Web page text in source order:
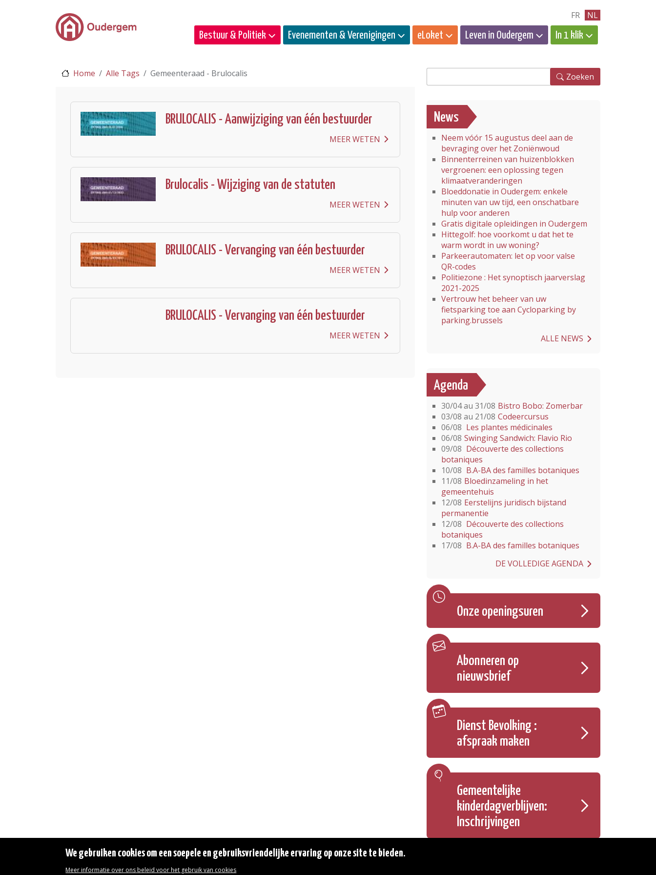
Ga naar de hoofdinhoud FR NL
Bestuur & Politiek Evenementen & Verenigingen eLoket Leven in Oudergem In 1 klik
Home Alle Tags Gemeenteraad - Brulocalis
BRULOCALIS - Aanwijziging van één bestuurder
MEER WETEN
Brulocalis - Wijziging van de statuten
MEER WETEN
BRULOCALIS - Vervanging van één bestuurder
MEER WETEN
BRULOCALIS - Vervanging van één bestuurder
MEER WETEN
Zoeken
News
Neem vóór 15 augustus deel aan de
bevraging over het Zoniënwoud
Binnenterreinen van huizenblokken
vergroenen: een oplossing tegen
klimaatveranderingen
Bloeddonatie in Oudergem: enkele
minuten van uw tijd, een onschatbare
hulp voor anderen
Gratis digitale opleidingen in Oudergem
Hittegolf: hoe voorkomt u dat het te
warm wordt in uw woning?
Parkeerautomaten: let op voor valse
QR-codes
Politiezone : Het synoptisch jaarverslag
2021-2025
Vertrouw het beheer van uw
fietsparking toe aan Cycloparking by
parking.brussels
ALLE NEWS
Agenda
30/04 au 31/08 Bistro Bobo: Zomerbar
03/08 au 21/08 Codeercursus
06/08 Les plantes médicinales
06/08 Swinging Sandwich: Flavio Rio
09/08 Découverte des collections
botaniques
10/08 B.A-BA des familles botaniques
11/08 Bloedinzameling in het
gemeentehuis
12/08 Eerstelijns juridisch bijstand
permanentie
12/08 Découverte des collections
botaniques
17/08 B.A-BA des familles botaniques
DE VOLLEDIGE AGENDA
Onze openingsuren
Abonneren op
nieuwsbrief
Dienst Bevolking :
afspraak maken
Gemeentelijke
kinderdagverblijven:
Inschrijvingen
We gebruiken cookies om een soepele en gebruiksvriendelijke ervaring op onze site te bieden.
Meer informatie over ons beleid voor het gebruik van cookies